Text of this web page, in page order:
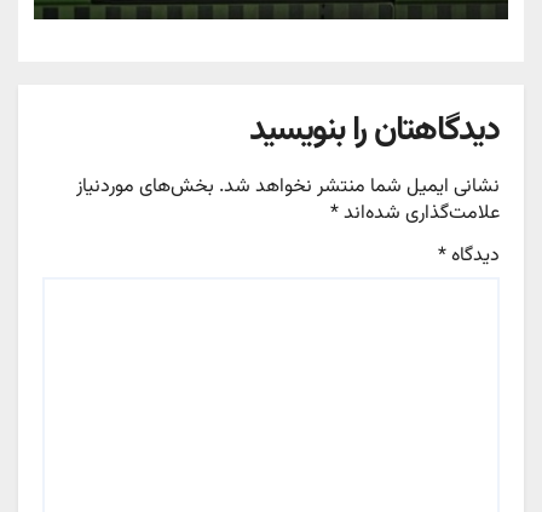
دیدگاهتان را بنویسید
نشانی ایمیل شما منتشر نخواهد شد. بخش‌های موردنیاز
علامت‌گذاری شده‌اند*
دیدگاه*